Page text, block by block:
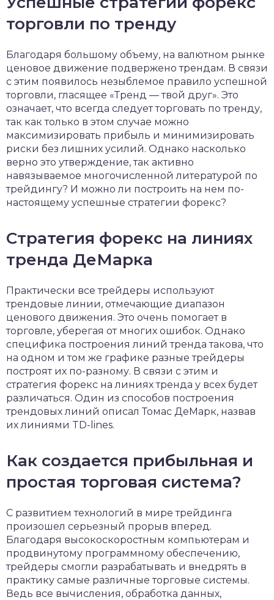
торговли по тренду
Благодаря большому объему, на валютном рынке
ценовое движение подвержено трендам. В связи
с этим появилось незыблемое правило успешной
торговли, гласящее «Тренд — твой друг». Это
означает, что всегда следует торговать по тренду,
так как только в этом случае можно
максимизировать прибыль и минимизировать
риски без лишних усилий. Однако насколько
верно это утверждение, так активно
навязываемое многочисленной литературой по
трейдингу? И можно ли построить на нем по-
настоящему успешные стратегии форекс?
Стратегия форекс на линиях
тренда ДеМарка
Практически все трейдеры используют
трендовые линии, отмечающие диапазон
ценового движения. Это очень помогает в
торговле, уберегая от многих ошибок. Однако
специфика построения линий тренда такова, что
на одном и том же графике разные трейдеры
построят их по-разному. В связи с этим и
стратегия форекс на линиях тренда у всех будет
различаться. Один из способов построения
трендовых линий описал Томас ДеМарк, назвав
их линиями TD-lines.
Как создается прибыльная и
простая торговая система?
С развитием технологий в мире трейдинга
произошел серьезный прорыв вперед.
Благодаря высокоскоростным компьютерам и
продвинутому программному обеспечению,
трейдеры смогли разрабатывать и внедрять в
практику самые различные торговые системы.
Ведь все вычисления, обработка данных,